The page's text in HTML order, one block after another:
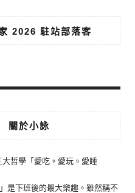
2026 駐站部落客
關於小詠
哲學「愛吃。愛玩。愛睡
是下班後的最大樂趣。雖然稱不